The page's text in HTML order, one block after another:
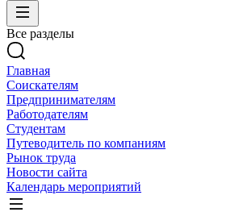
Все разделы
Главная
Соискателям
Предпринимателям
Работодателям
Студентам
Путеводитель по компаниям
Рынок труда
Новости сайта
Календарь мероприятий